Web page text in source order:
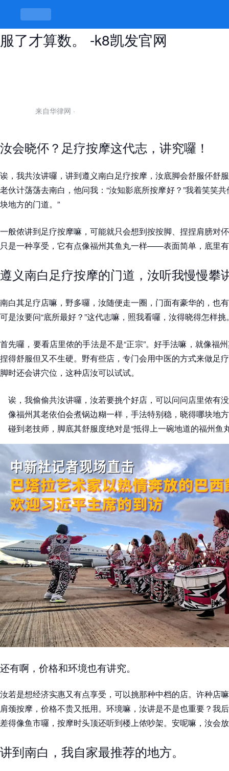
遵义南白足疗按摩哪里好，汝底脚舒
服了才算数。 -k8凯发官网
来自华律网 ·
汝会晓伓？足疗按摩这代志，讲究囉！
诶，我共汝讲囉，讲到遵义南白足疗按摩，汝底脚会舒服伓舒
老伙计荡荡去南白，他问我：“汝知影底所按摩好？”我着笑笑
块地方的门道。”
一般侬讲到足疗按摩嘛，可能就只会想到按按脚、捏捏肩膀对
只是一种享受，它有点像福州其鱼丸一样——表面简单，底里
遵义南白足疗按摩的门道，汝听我慢慢攀
南白其足疗店嘛，野多囉，汝随便走一圈，门面有豪华的，也
可是汝要问“底所最好？”这代志嘛，照我看囉，汝得晓得怎样挑
首先囉，要看店里侬的手法是不是“正宗”。好手法嘛，就像福
捏得舒服但又不生硬。野有些店，专门会用中医的方式来做足
脚时还会讲穴位，这种店汝可以试试。
诶，我偷偷共汝讲囉，汝若要挑个好店，可以问问店里侬有
像福州其老依伯会煮锅边糊一样，手法特别稳，晓得哪块地
碰到老技师，脚底其舒服度绝对是“抵得上一碗地道的福州鱼
还有啊，价格和环境也有讲究。
汝若是想经济实惠又有点享受，可以挑那种中档的店。许种店
肩颈按摩，价格不贵又抵用。环境嘛，汝讲是不是也重要？我
差得像鱼市囉，按摩时头顶还听到楼上侬吵架。安呢嘛，汝会
讲到南白，我自家最推荐的地方。